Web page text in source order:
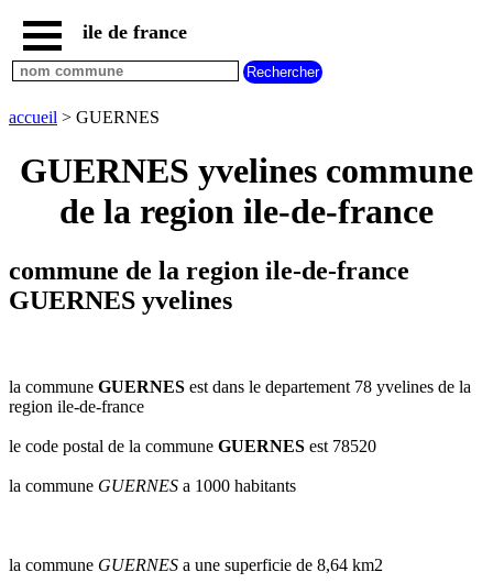
accueil
paris
communes
communes
hauts
seine
et
marne
saint
denis
val
oise
de
marne
ile de france
accueil > GUERNES
GUERNES yvelines commune
de la region ile-de-france
commune de la region ile-de-france
GUERNES yvelines
la commune GUERNES est dans le departement 78 yvelines de la
region ile-de-france
le code postal de la commune GUERNES est 78520
la commune GUERNES a 1000 habitants
la commune GUERNES a une superficie de 8,64 km2